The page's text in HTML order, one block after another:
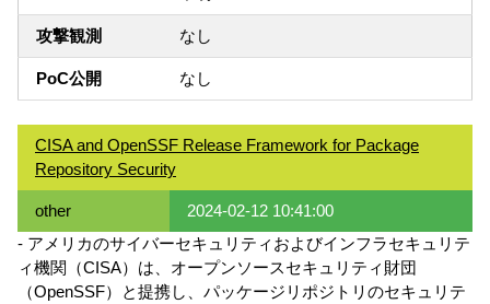
攻撃観測 なし
PoC公開 なし
CISA and OpenSSF Release Framework for Package
Repository Security
other
2024-02-12 10:41:00
- アメリカのサイバーセキュリティおよびインフラセキュリテ
ィ機関（CISA）は、オープンソースセキュリティ財団
（OpenSSF）と提携し、パッケージリポジトリのセキュリテ